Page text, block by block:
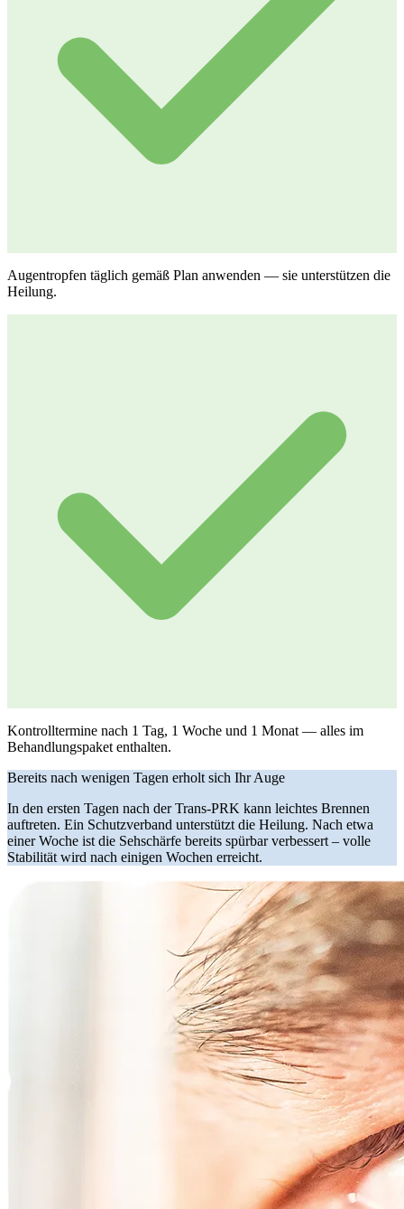
Augentropfen täglich gemäß Plan anwenden — sie unterstützen die
Heilung.
Kontrolltermine nach 1 Tag, 1 Woche und 1 Monat — alles im
Behandlungspaket enthalten.
Bereits nach wenigen Tagen erholt sich Ihr Auge
In den ersten Tagen nach der Trans-PRK kann leichtes Brennen
auftreten. Ein Schutzverband unterstützt die Heilung. Nach etwa
einer Woche ist die Sehschärfe bereits spürbar verbessert – volle
Stabilität wird nach einigen Wochen erreicht.